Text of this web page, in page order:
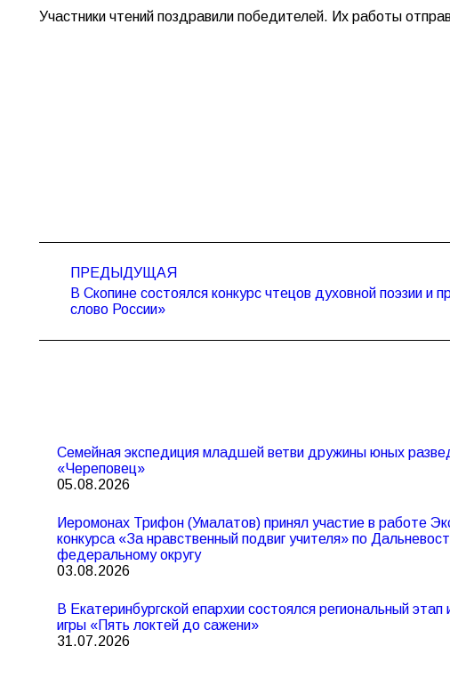
Участники чтений поздравили победителей. Их работы
записям
ПРЕДЫДУЩАЯ
Предыдущая
запись:
В Скопине состоялся конкурс чтецов духовной поэзии и
слово России»
Семейная экспедиция младшей ветви дружины юных
«Череповец»
05.08.2026
Иеромонах Трифон (Умалатов) принял участие в работе
конкурса «За нравственный подвиг учителя» по
федеральному округу
03.08.2026
В Екатеринбургской епархии состоялся региональный этап
игры «Пять локтей до сажени»
31.07.2026